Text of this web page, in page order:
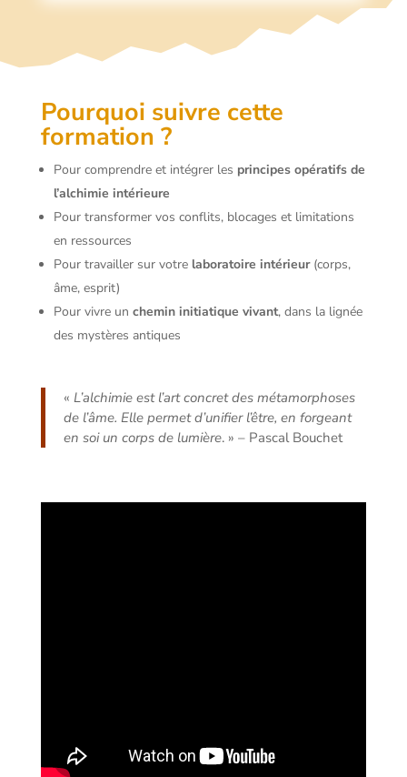
Pourquoi suivre cette
formation ?
Pour comprendre et intégrer les principes opératifs de
l’alchimie intérieure
Pour transformer vos conflits, blocages et limitations
en ressources
Pour travailler sur votre laboratoire intérieur(corps,
âme, esprit)
Pour vivre un chemin initiatique vivant, dans la lignée
des mystères antiques
« L’alchimie est l’art concret des métamorphoses
de l’âme. Elle permet d’unifier l’être, en forgeant
en soi un corps de lumière. » – Pascal Bouchet